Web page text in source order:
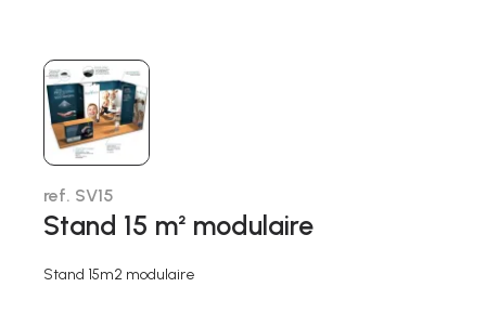
ref. SV15
Stand 15 m² modulaire
Stand 15m2 modulaire